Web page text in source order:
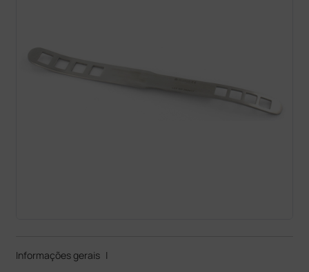
Informações gerais |